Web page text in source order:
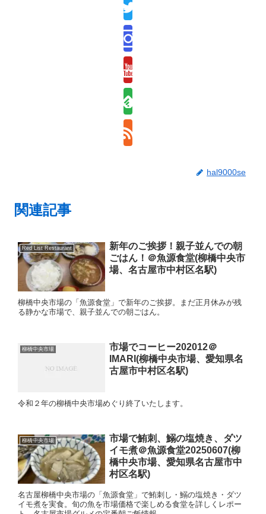
hal9000se
関連記事
Red List Restaurant
新年のご挨拶！親子並んでの朝
ごはん！＠魚源食堂(柳橋中央市
場、名古屋市中村区名駅)
柳橋中央市場の「魚源食堂」で新年のご挨拶。まだ正月休みが残
る静かな市場で、親子並んでの朝ごはん。
柳橋中央市場
市場でコーヒー202012＠
IMARI(柳橋中央市場、愛知県名
古屋市中村区名駅)
令和２年の柳橋中央市場めぐり終了いたします。
柳橋中央市場
市場で鮪刺、鰯の塩焼き、ダツ
イモ煮＠魚源食堂20250607(柳
橋中央市場、愛知県名古屋市中
村区名駅)
名古屋柳橋中央市場の「魚源食堂」で鮪刺し・鰯の塩焼き・ダツ
イモ煮を実食。旬の魚を市場価格で楽しめる食堂を詳しくレポー